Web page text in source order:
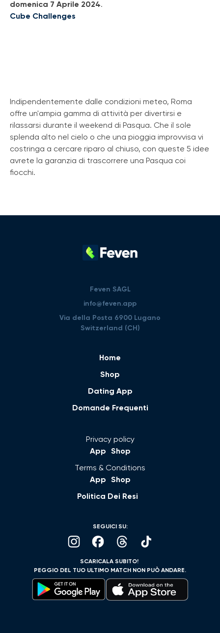
domenica 7 Aprile 2024.
Cube Challenges
Indipendentemente dalle condizioni meteo, Roma
offre un'ampia gamma di attività per divertirsi e
rilassarsi durante il weekend di Pasqua. Che il sole
splenda alto nel cielo o che una pioggia improvvisa vi
costringa a cercare riparo al chiuso, con queste 5 idee
avrete la garanzia di trascorrere una Pasqua coi
fiocchi.
Feven SAGL
info@feven.app
Via della Posta 6900 Lugano
Switzerland (CH)
Home
Shop
Dating App
Domande Frequenti
Privacy policy
App Shop
Terms & Conditions
App Shop
Politica Dei Resi
SEGUICI SU:
SCARICALA SUBITO!
PEGGIO DEL TUO ULTIMO MATCH NON PUÒ ANDARE.